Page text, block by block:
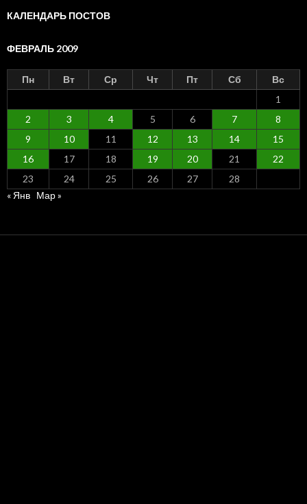
КАЛЕНДАРЬ ПОСТОВ
ФЕВРАЛЬ 2009
Пн Вт Ср Чт Пт Сб
Вс
1
2
3 4 5 6 7
8
9
10 11 12 13 14
15
16
17 18 19 20 21
22
23
24 25 26 27
28
« Янв Мар »